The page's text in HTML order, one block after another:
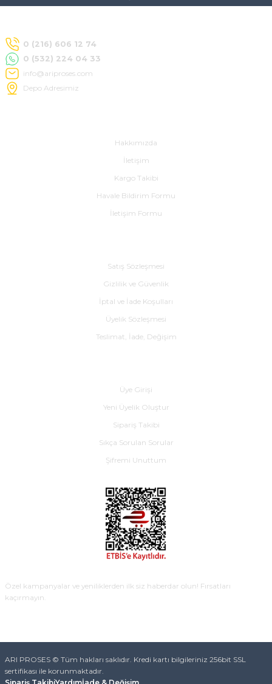
0 (216) 606 12 74
0 (532) 224 04 33
info@ariproses.com
Depo Adresimiz
Hakkımızda
İletişim
Kargo Takibi
Havale Bildirim Formu
İletişim Formu
Satış Sözleşmesi
Gizlilik ve Güvenlik
İptal ve İade Koşulları
Üyelik Sözleşmesi
Teslimat, İade, Değişim
Üye Girişi
Yeni Üyelik Oluştur
Sipariş Takibi
Sıkça Sorulan Sorular
Şifremi Unuttum
Özel kampanyalar ve yeniliklerden ilk siz haberdar olun! Fırsatları
kaçırmayın.
ARI PROSES © Tüm hakları saklıdır. Kredi kartı bilgileriniz 256bit SSL
sertifikası ile korunmaktadır.